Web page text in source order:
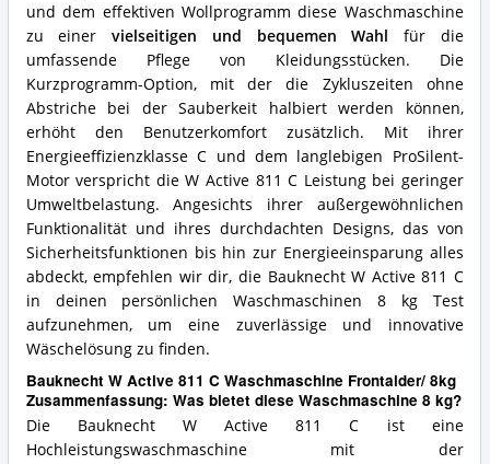
und dem effektiven Wollprogramm diese Waschmaschine
zu einervielseitigen und bequemen Wahl für die
umfassende Pflege von Kleidungsstücken. Die
Kurzprogramm-Option, mit der die Zykluszeiten ohne
Abstriche bei der Sauberkeit halbiert werden können,
erhöht den Benutzerkomfort zusätzlich. Mit ihrer
Energieeffizienzklasse C und dem langlebigen ProSilent-
Motor verspricht die W Active 811 C Leistung bei geringer
Umweltbelastung. Angesichts ihrer außergewöhnlichen
Funktionalität und ihres durchdachten Designs, das von
Sicherheitsfunktionen bis hin zur Energieeinsparung alles
abdeckt, empfehlen wir dir, die Bauknecht W Active 811 C
in deinen persönlichen Waschmaschinen 8 kg Test
aufzunehmen, um eine zuverlässige und innovative
Wäschelösung zu finden.
Bauknecht W Active 811 C Waschmaschine Frontalder/ 8kg
Zusammenfassung: Was bietet diese Waschmaschine 8 kg?
Die Bauknecht W Active 811 C ist eine
Hochleistungswaschmaschine mit der